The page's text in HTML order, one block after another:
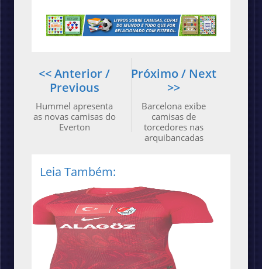
Próximo / Next
>>
Barcelona exibe
camisas de
torcedores nas
arquibancadas
<< Anterior /
Previous
Hummel apresenta
as novas camisas do
Everton
Leia Também: